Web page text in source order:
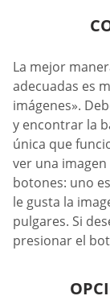
La mejor
adecuadas es
imágenes».
y encontrar la
única que
ver una
botones: uno
le gusta la
pulgares. Si
presionar el